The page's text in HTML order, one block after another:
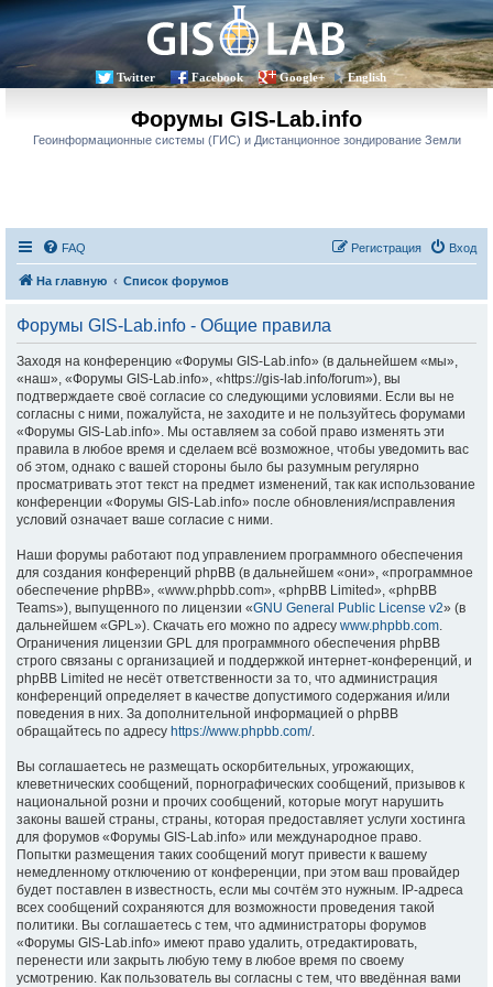
Twitter Facebook Google+ English
Форумы GIS-Lab.info
Геоинформационные системы (ГИС) и Дистанционное зондирование Земли
FAQ Вход
Регистрация
На главную Список форумов
Форумы GIS-Lab.info - Общие правила
Заходя на конференцию «Форумы GIS-Lab.info» (в дальнейшем «мы»,
«наш», «Форумы GIS-Lab.info», «https://gis-lab.info/forum»), вы
подтверждаете своё согласие со следующими условиями. Если вы не
согласны с ними, пожалуйста, не заходите и не пользуйтесь форумами
«Форумы GIS-Lab.info». Мы оставляем за собой право изменять эти
правила в любое время и сделаем всё возможное, чтобы уведомить вас
об этом, однако с вашей стороны было бы разумным регулярно
просматривать этот текст на предмет изменений, так как использование
конференции «Форумы GIS-Lab.info» после обновления/исправления
условий означает ваше согласие с ними.
Наши форумы работают под управлением программного обеспечения
для создания конференций phpBB (в дальнейшем «они», «программное
обеспечение phpBB», «www.phpbb.com», «phpBB Limited», «phpBB
Teams»), выпущенного по лицензии «GNU General Public License v2» (в
дальнейшем «GPL»). Скачать его можно по адресу www.phpbb.com.
Ограничения лицензии GPL для программного обеспечения phpBB
строго связаны с организацией и поддержкой интернет-конференций, и
phpBB Limited не несёт ответственности за то, что администрация
конференций определяет в качестве допустимого содержания и/или
поведения в них. За дополнительной информацией о phpBB
обращайтесь по адресу https://www.phpbb.com/.
Вы соглашаетесь не размещать оскорбительных, угрожающих,
клеветнических сообщений, порнографических сообщений, призывов к
национальной розни и прочих сообщений, которые могут нарушить
законы вашей страны, страны, которая предоставляет услуги хостинга
для форумов «Форумы GIS-Lab.info» или международное право.
Попытки размещения таких сообщений могут привести к вашему
немедленному отключению от конференции, при этом ваш провайдер
будет поставлен в известность, если мы сочтём это нужным. IP-адреса
всех сообщений сохраняются для возможности проведения такой
политики. Вы соглашаетесь с тем, что администраторы форумов
«Форумы GIS-Lab.info» имеют право удалить, отредактировать,
перенести или закрыть любую тему в любое время по своему
усмотрению. Как пользователь вы согласны с тем, что введённая вами